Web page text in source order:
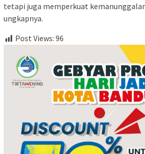
tetapi juga memperkuat
ungkapnya.
Post Views: 96